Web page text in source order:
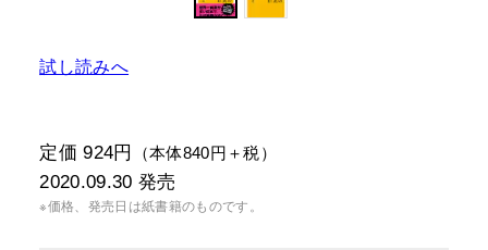
試し読みへ
定価 924円 （本体840円＋税）
2020.09.30 発売
※価格、発売日は紙書籍のものです。